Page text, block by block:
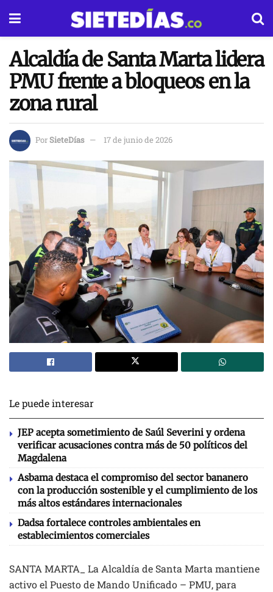
Alcaldía de Santa Marta lidera
PMU frente a bloqueos en la
zona rural
PorSieteDías 17 de junio de 2026
Le puede interesar
JEP acepta sometimiento de Saúl Severini y ordena
verificar acusaciones contra más de 50 políticos del
Magdalena
Asbama destaca el compromiso del sector bananero
con la producción sostenible y el cumplimiento de los
más altos estándares internacionales
Dadsa fortalece controles ambientales en
establecimientos comerciales
SANTA MARTA_ La Alcaldía de Santa Marta mantiene
activo el Puesto de Mando Unificado – PMU, para